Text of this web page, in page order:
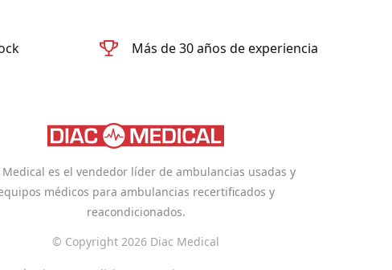
Más de 30 años de experiencia
Medical es el vendedor líder de ambulancias usadas y
médicos para ambulancias recertificados y
reacondicionados.
© Copyright 2026 Diac Medical